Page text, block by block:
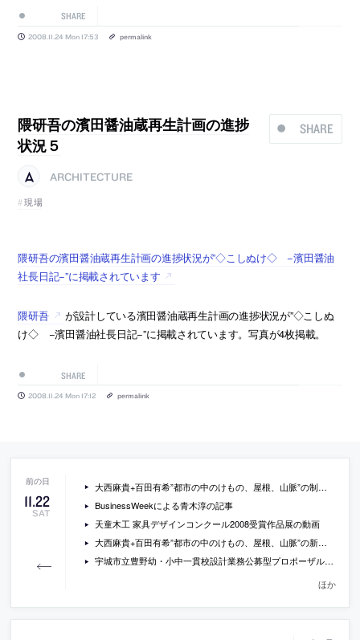
SHARE
2008.11.24 Mon 17:53 permalink
SHARE
隈研吾の濱田醤油蔵再生計画の進捗
状況５
ARCHITECTURE
現場
隈研吾の濱田醤油蔵再生計画の進捗状況が”◇こしぬけ◇ −濱田醤油
社長日記−”に掲載されています
隈研吾
が設計している濱田醤油蔵再生計画の進捗状況が”◇こしぬ
け◇ −濱田醤油社長日記−”に掲載されています。写真が4枚掲載。
SHARE
2008.11.24 Mon 17:12 permalink
11.22
SAT
大西麻貴+百田有希”都市の中のけもの、屋根、山脈”の制作プロセス
BusinessWeekによる青木淳の記事
天童木工 家具デザインコンクール2008受賞作品展の動画
大西麻貴+百田有希”都市の中のけもの、屋根、山脈”の新しい写真
宇城市立豊野幼・小中一貫校設計業務公募型プロポーザルの第１次審査結果
ほか